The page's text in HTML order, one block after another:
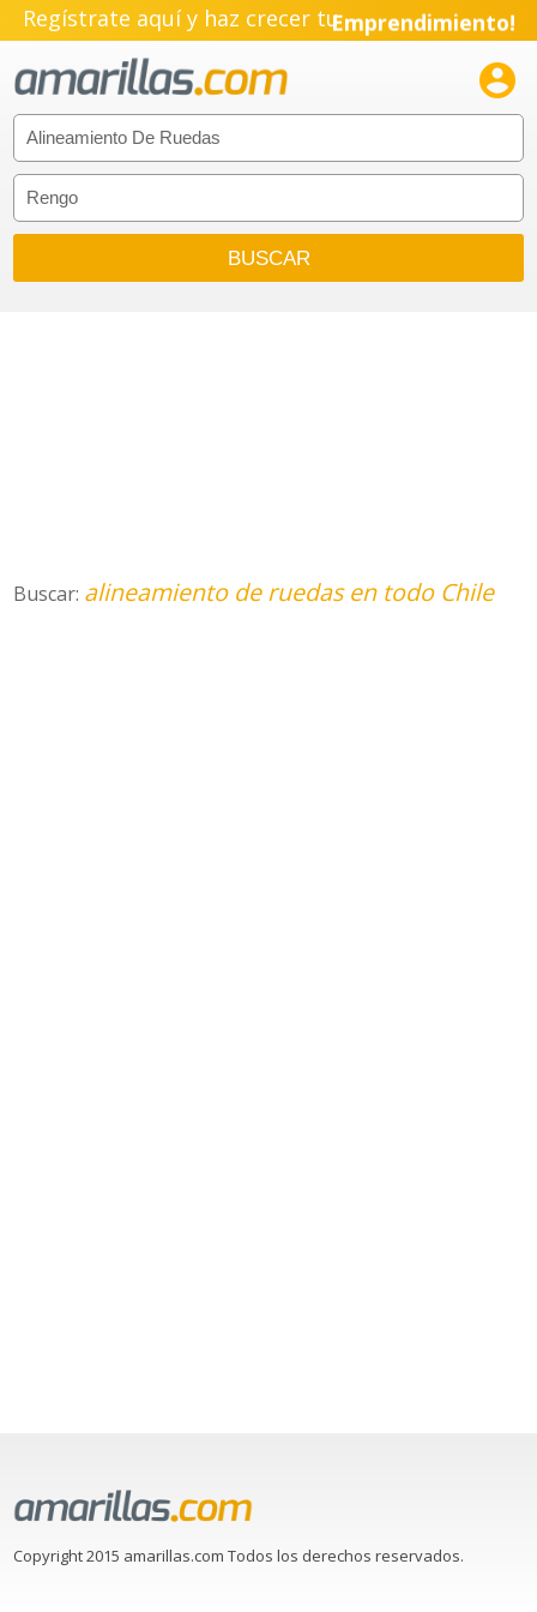
Regístrate aquí y haz crecer tuEmprendimiento!

Buscar: alineamiento de ruedas en todo Chile
Copyright 2015 amarillas.com Todos los derechos reservados.